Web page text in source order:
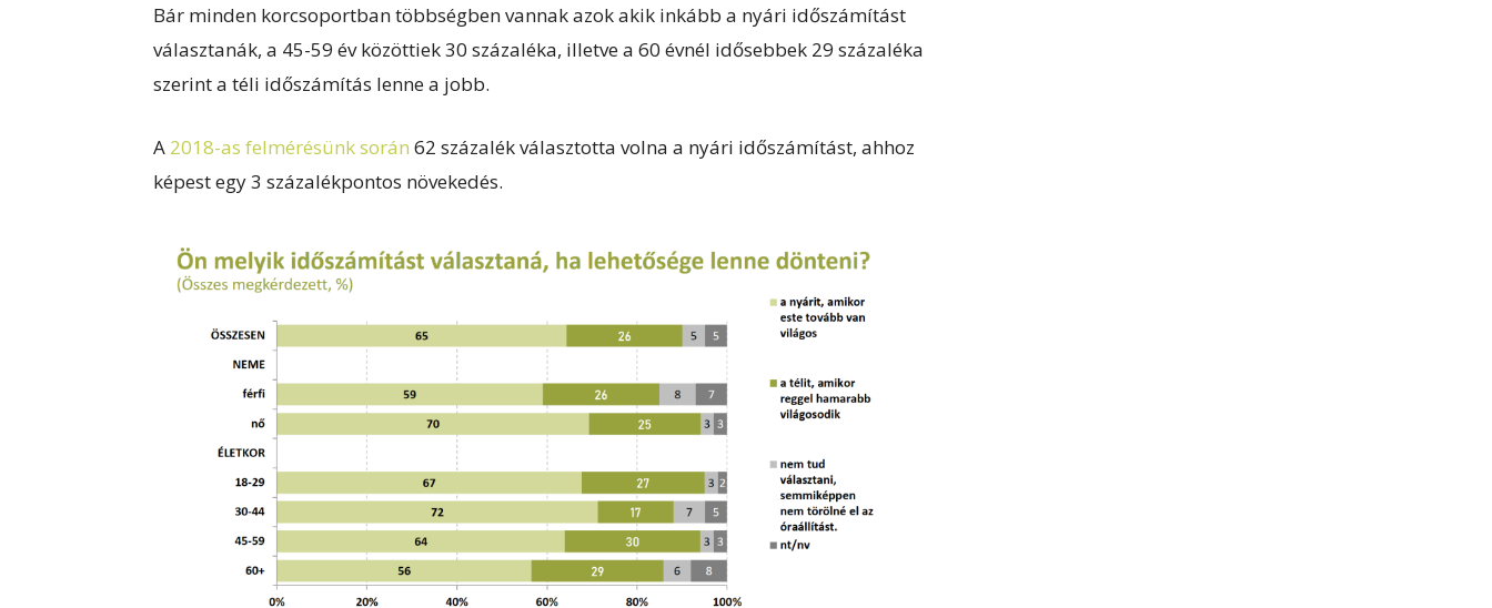
Bár minden korcsoportban többségben vannak azok akik inkább a nyári időszámítást
választanák, a 45-59 év közöttiek 30 százaléka, illetve a 60 évnél idősebbek 29 százaléka
szerint a téli időszámítás lenne a jobb.
A 2018-as felmérésünk során 62 százalék választotta volna a nyári időszámítást, ahhoz
képest egy 3 százalékpontos növekedés.